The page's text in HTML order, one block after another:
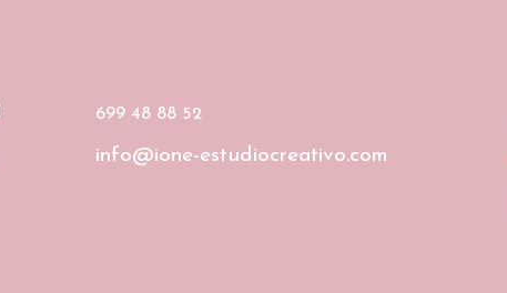
699 48 88 52
info@ione-estudiocreativo.com